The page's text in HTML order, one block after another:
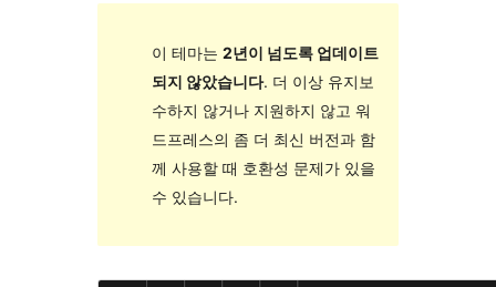
이 테마는 2년이 넘도록 업데이트
되지 않았습니다. 더 이상 유지보
수하지 않거나 지원하지 않고 워
드프레스의 좀 더 최신 버전과 함
께 사용할 때 호환성 문제가 있을
수 있습니다.